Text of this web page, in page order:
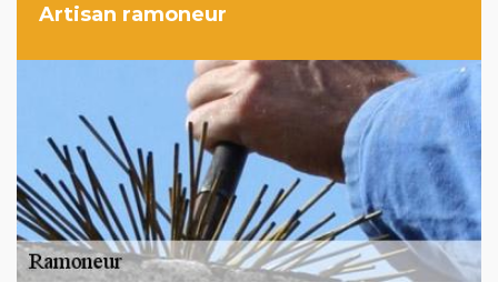
Artisan ramoneur